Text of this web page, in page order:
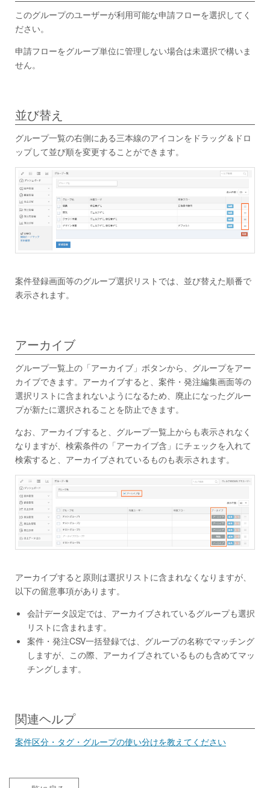
このグループのユーザーが利用可能な申請フローを選択してく
ださい。
申請フローをグループ単位に管理しない場合は未選択で構いま
せん。
並び替え
グループ一覧の右側にある三本線のアイコンをドラッグ＆ドロ
ップして並び順を変更することができます。
案件登録画面等のグループ選択リストでは、並び替えた順番で
表示されます。
アーカイブ
グループ一覧上の「アーカイブ」ボタンから、グループをアー
カイブできます。アーカイブすると、案件・発注編集画面等の
選択リストに含まれないようになるため、廃止になったグルー
プが新たに選択されることを防止できます。
なお、アーカイブすると、グループ一覧上からも表示されなく
なりますが、検索条件の「アーカイブ含」にチェックを入れて
検索すると、アーカイブされているものも表示されます。
アーカイブすると原則は選択リストに含まれなくなりますが、
以下の留意事項があります。
会計データ設定では、アーカイブされているグループも選択
リストに含まれます。
案件・発注CSV一括登録では、グループの名称でマッチング
しますが、この際、アーカイブされているものも含めてマッ
チングします。
関連ヘルプ
案件区分・タグ・グループの使い分けを教えてください